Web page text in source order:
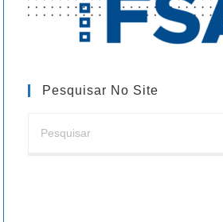
Pesquisar No Site